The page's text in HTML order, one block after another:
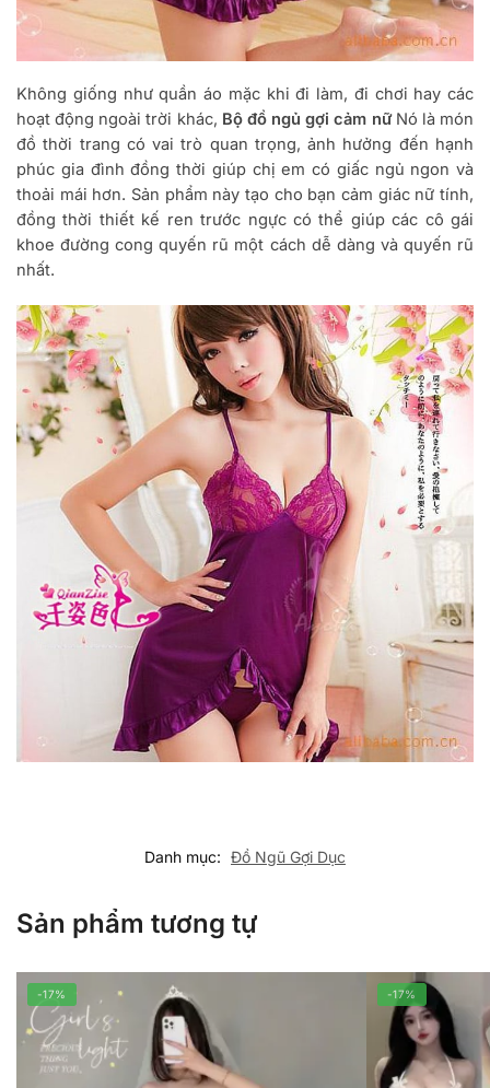
Không giống như quần áo mặc khi đi làm, đi chơi hay các
hoạt động ngoài trời khác, Bộ đồ ngủ gợi cảm nữ Nó là món
đồ thời trang có vai trò quan trọng, ảnh hưởng đến hạnh
phúc gia đình đồng thời giúp chị em có giấc ngủ ngon và
thoải mái hơn. Sản phẩm này tạo cho bạn cảm giác nữ tính,
đồng thời thiết kế ren trước ngực có thể giúp các cô gái
khoe đường cong quyến rũ một cách dễ dàng và quyến rũ
nhất.
Danh mục: Đồ Ngũ Gợi Dục
Sản phẩm tương tự
-17% -17%